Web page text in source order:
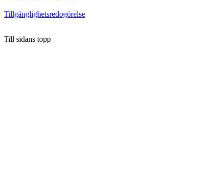
Tillgänglighetsredogörelse
Till sidans topp